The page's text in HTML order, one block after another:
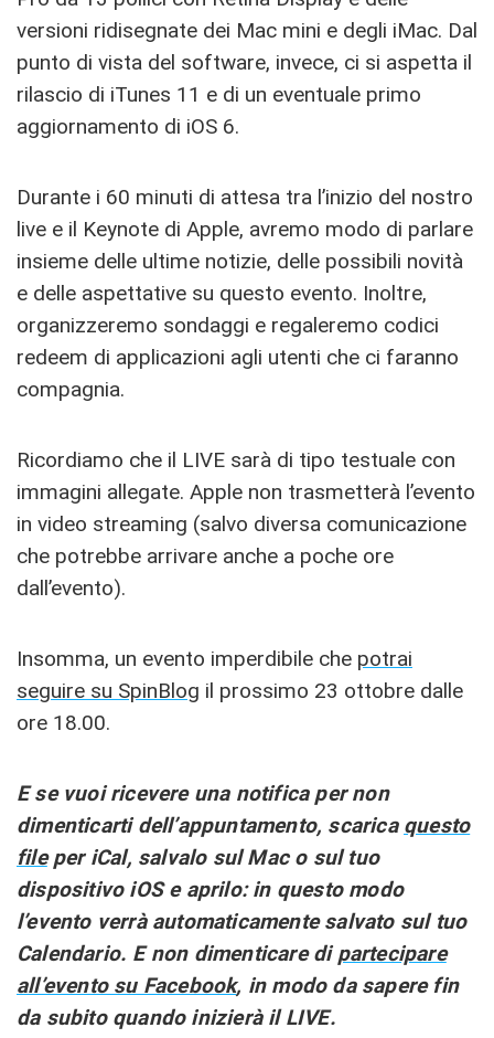
versioni ridisegnate dei Mac mini e degli iMac. Dal
punto di vista del software, invece, ci si aspetta il
rilascio di iTunes 11 e di un eventuale primo
aggiornamento di iOS 6.
Durante i 60 minuti di attesa tra l’inizio del nostro
live e il Keynote di Apple, avremo modo di parlare
insieme delle ultime notizie, delle possibili novità
e delle aspettative su questo evento. Inoltre,
organizzeremo sondaggi e regaleremo codici
redeem di applicazioni agli utenti che ci faranno
compagnia.
Ricordiamo che il LIVE sarà di tipo testuale con
immagini allegate. Apple non trasmetterà l’evento
in video streaming (salvo diversa comunicazione
che potrebbe arrivare anche a poche ore
dall’evento).
Insomma, un evento imperdibile che potrai
seguire su SpinBlog il prossimo 23 ottobre dalle
ore 18.00.
E se vuoi ricevere una notifica per non
dimenticarti dell’appuntamento, scarica questo
fileper iCal, salvalo sul Mac o sul tuo
dispositivo iOS e aprilo: in questo modo
l’evento verrà automaticamente salvato sul tuo
Calendario. E non dimenticare di partecipare
all’evento su Facebook, in modo da sapere fin
da subito quando inizierà il LIVE.